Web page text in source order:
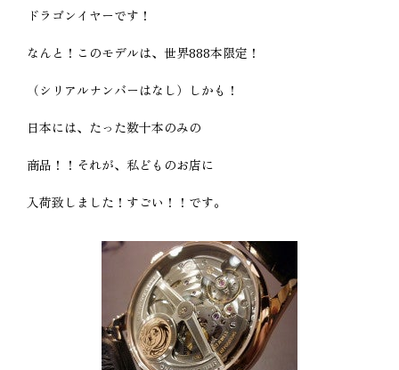
ドラゴンイヤーです！
なんと！このモデルは、世界888本限定！
（シリアルナンバーはなし）しかも！
日本には、たった数十本のみの
商品！！それが、私どものお店に
入荷致しました！すごい！！です。